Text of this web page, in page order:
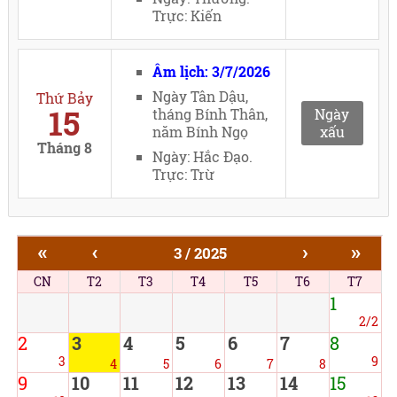
Trực: Kiến
Thứ Bảy
15
Tháng 8
Âm lịch: 3/7/2026
Ngày Tân Dậu,
tháng Bính Thân,
năm Bính Ngọ
Ngày: Hắc Đạo.
Trực: Trừ
Ngày
xấu
« ‹ 3 / 2025 › »
CN T2 T3 T4 T5 T6 T7
1
2/2
2
3
3
4
4
5
5
6
6
7
7
8
8
9
9 10 11 12 13 14 15